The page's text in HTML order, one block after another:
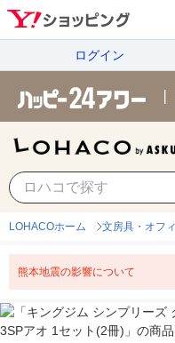
ログイン
LOHACOホーム 文房具・オフ
熊本地震の影響について